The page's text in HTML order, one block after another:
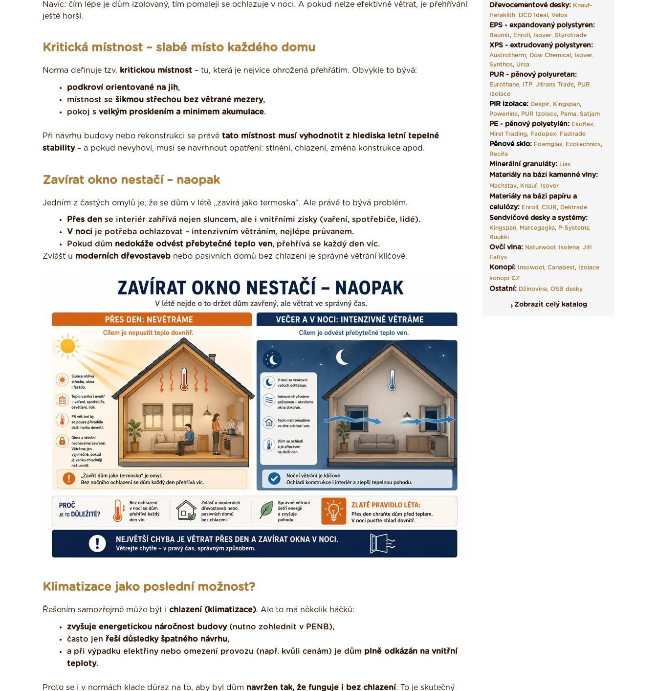
Navíc: čím lépe je dům izolovaný, tím pomaleji se ochlazuje v noci. A pokud nelze efektivně větrat, je přehřívání
ještě horší.
Kritická místnost – slabé místo každého domu
Norma definuje tzv. kritickou místnost – tu, která je nejvíce ohrožená přehřátím. Obvykle to bývá:
podkroví orientované na jih,
místnost se šikmou střechou bez větrané mezery,
pokoj s velkým prosklením a minimem akumulace.
Při návrhu budovy nebo rekonstrukci se právě tato místnost musí vyhodnotit z hlediska letní tepelné
stability– a pokud nevyhoví, musí se navrhnout opatření: stínění, chlazení, změna konstrukce apod.
Zavírat okno nestačí – naopak
Jedním z častých omylů je, že se dům v létě „zavírá jako termoska“. Ale právě to bývá problém.
Přes den se interiér zahřívá nejen sluncem, ale i vnitřními zisky (vaření, spotřebiče, lidé).
V noci je potřeba ochlazovat – intenzivním větráním, nejlépe průvanem.
Pokud dům nedokáže odvést přebytečné teplo ven, přehřívá se každý den víc.
Zvlášť u moderních dřevostaveb nebo pasivních domů bez chlazení je správné větrání klíčové.
Klimatizace jako poslední možnost?
Řešením samozřejmě může být i chlazení (klimatizace). Ale to má několik háčků:
zvyšuje energetickou náročnost budovy(nutno zohlednit v PENB),
často jen řeší důsledky špatného návrhu,
a při výpadku elektřiny nebo omezení provozu (např. kvůli cenám) je dům plně odkázán na vnitřní
teploty.
Proto se i v normách klade důraz na to, aby byl dům navržen tak, že funguje i bez chlazení. To je skutečný
Dřevocementové desky: Knauf-
Heraklith, DCD Ideal, Velox
EPS - expandovaný polystyren:
Baumit, Enroll, Isover, Styrotrade
XPS - extrudovaný polystyren:
Austrotherm, Dow Chemical, Isover,
Synthos, Ursa
PUR - pěnový polyuretan:
Eurothane, ITP, Jitrans Trade, PUR
Izolace
PIR izolace: Dekpir, Kingspan,
Powerline, PUR Izolace, Pama, Satjam
PE - pěnový polyetylén: Ekoflex,
Mirel Trading, Fadopex, Fastrade
Pěnové sklo: Foamglas, Ecotechnics,
Recifa
Minerální granuláty: Lias
Materiály na bázi kamenné vlny:
Machstav, Knauf, Isover
Materiály na bázi papíru a
celulózy: Enroll, CIUR, Dektrade
Sendvičové desky a systémy:
Kingspan, Marcegaglia, P-Systems,
Ruukki
Ovčí vlna: Naturwool, Isolena, Jiří
Faltys
Konopí: Insowool, Canabest, Izolace
konopí CZ
Ostatní: Džínovina, OSB desky
Zobrazit celý katalog